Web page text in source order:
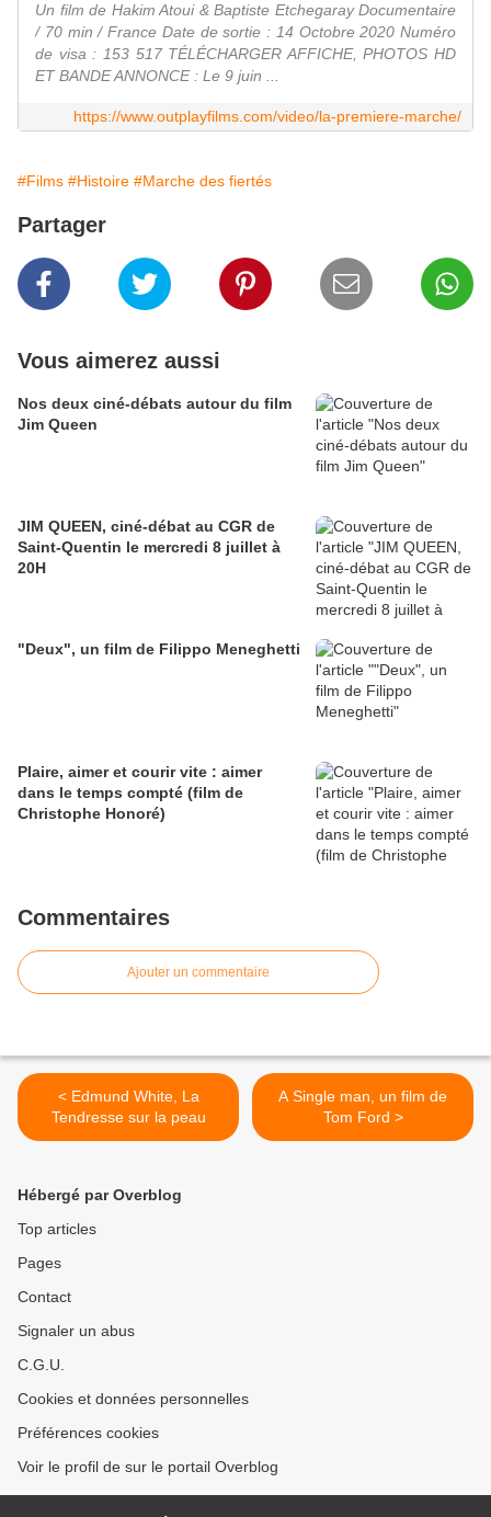
Un film de Hakim Atoui & Baptiste Etchegaray Documentaire
/ 70 min / France Date de sortie : 14 Octobre 2020 Numéro
de visa : 153 517 TÉLÉCHARGER AFFICHE, PHOTOS HD
ET BANDE ANNONCE : Le 9 juin ...
https://www.outplayfilms.com/video/la-premiere-marche/
#Films #Histoire #Marche des fiertés
Partager
Vous aimerez aussi
Nos deux ciné-débats autour du film
Jim Queen
JIM QUEEN, ciné-débat au CGR de
Saint-Quentin le mercredi 8 juillet à
20H
"Deux", un film de Filippo Meneghetti
Plaire, aimer et courir vite : aimer
dans le temps compté (film de
Christophe Honoré)
Commentaires
Ajouter un commentaire
< Edmund White, La
Tendresse sur la peau
A Single man, un film de
Tom Ford >
Hébergé par Overblog
Top articles
Pages
Contact
Signaler un abus
C.G.U.
Cookies et données personnelles
Préférences cookies
Voir le profil de sur le portail Overblog